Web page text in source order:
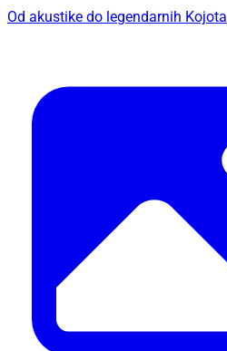
Od akustike do legendarnih Kojota